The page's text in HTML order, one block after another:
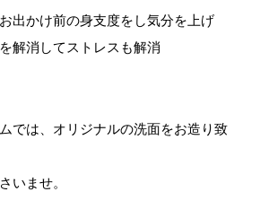
出かけ前の身支度をし気分を上げ
解消してストレスも解消
では、オリジナルの洗面をお造り致
いませ。